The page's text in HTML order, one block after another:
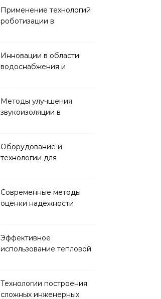
Применение технологий
роботизации в
Инновации в области
водоснабжения и
Методы улучшения
звукоизоляции в
Оборудование и
технологии для
Современные методы
оценки надежности
Эффективное
использование тепловой
Технологии построения
сложных инженерных